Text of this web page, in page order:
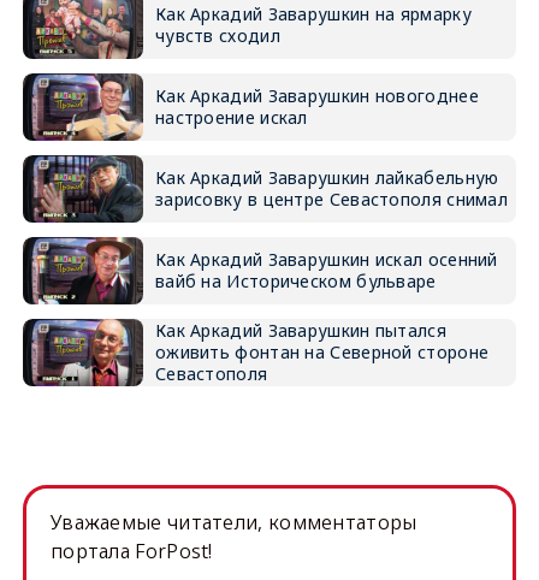
Как Аркадий Заварушкин на ярмарку
чувств сходил
Как Аркадий Заварушкин новогоднее
настроение искал
Как Аркадий Заварушкин лайкабельную
зарисовку в центре Севастополя снимал
Как Аркадий Заварушкин искал осенний
вайб на Историческом бульваре
Как Аркадий Заварушкин пытался
оживить фонтан на Северной стороне
Севастополя
Уважаемые читатели, комментаторы
портала ForPost!